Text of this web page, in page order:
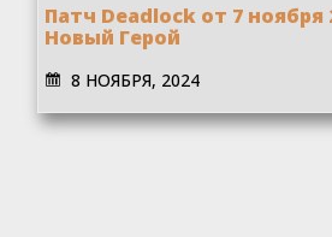
Патч Deadlock от 7 ноября
Новый Герой
8 НОЯБРЯ, 2024